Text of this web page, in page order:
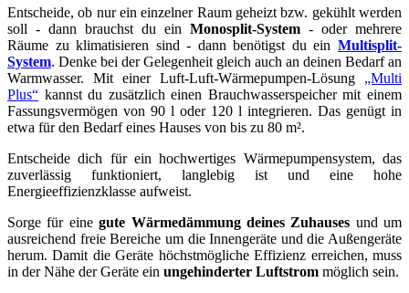
Entscheide, ob nur ein einzelner Raum geheizt bzw. gekühlt werden
soll - dann brauchst du ein Monosplit-System - oder mehrere
Räume zu klimatisieren sind - dann benötigst du ein Multisplit-
System. Denke bei der Gelegenheit gleich auch an deinen Bedarf an
Warmwasser. Mit einer Luft-Luft-Wärmepumpen-Lösung „Multi
Plus“ kannst du zusätzlich einen Brauchwasserspeicher mit einem
Fassungsvermögen von 90 l oder 120 l integrieren. Das genügt in
etwa für den Bedarf eines Hauses von bis zu 80 m².
Entscheide dich für ein hochwertiges Wärmepumpensystem, das
zuverlässig funktioniert, langlebig ist und eine hohe
Energieeffizienzklasse aufweist.
Sorge für einegute Wärmedämmung deines Zuhauses und um
ausreichend freie Bereiche um die Innengeräte und die Außengeräte
herum. Damit die Geräte höchstmögliche Effizienz erreichen, muss
in der Nähe der Geräte ein ungehinderter Luftstrom möglich sein.